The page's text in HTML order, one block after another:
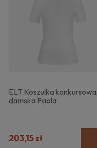
ELT Koszulka konkursowa
damska Paola
203,15 zł